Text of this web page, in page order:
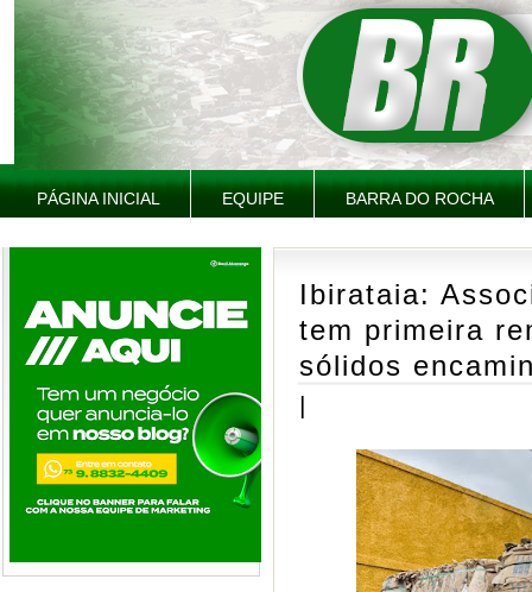
PÁGINA INICIAL EQUIPE BARRA DO ROCHA
Ibirataia:
tem primeira
sólidos
|